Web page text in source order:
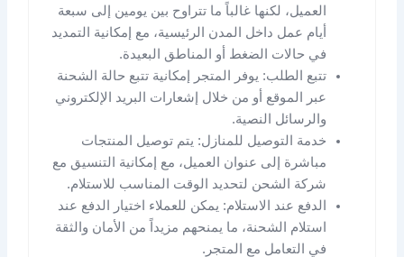
العميل، لكنها غالباً ما تتراوح بين يومين إلى سبعة
أيام عمل داخل المدن الرئيسية، مع إمكانية التمديد
في حالات الضغط أو المناطق البعيدة.
تتبع الطلب: يوفر المتجر إمكانية تتبع حالة الشحنة
عبر الموقع أو من خلال إشعارات البريد الإلكتروني
والرسائل النصية.
خدمة التوصيل للمنازل: يتم توصيل المنتجات
مباشرة إلى عنوان العميل، مع إمكانية التنسيق مع
شركة الشحن لتحديد الوقت المناسب للاستلام.
الدفع عند الاستلام: يمكن للعملاء اختيار الدفع عند
استلام الشحنة، ما يمنحهم مزيداً من الأمان والثقة
في التعامل مع المتجر.